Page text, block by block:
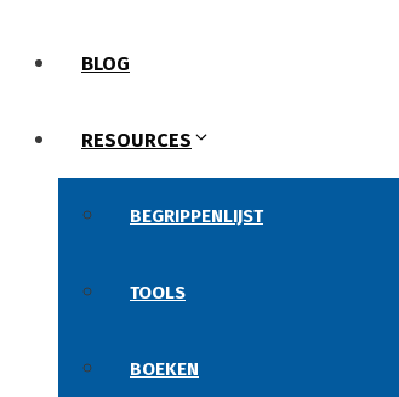
BLOG
RESOURCES
BEGRIPPENLIJST
TOOLS
BOEKEN